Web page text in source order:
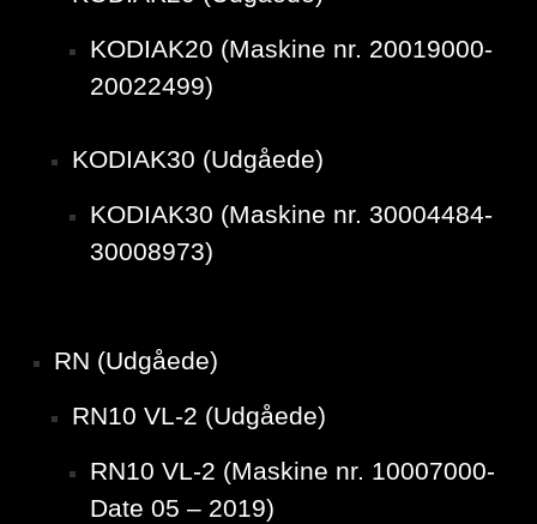
KODIAK20 (Maskine nr. 20019000-
20022499)
KODIAK30 (Udgåede)
KODIAK30 (Maskine nr. 30004484-
30008973)
RN (Udgåede)
RN10 VL-2 (Udgåede)
RN10 VL-2 (Maskine nr. 10007000-
Date 05 – 2019)